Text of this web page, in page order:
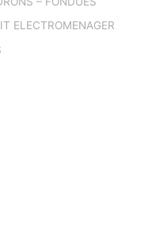
ELECTROMENAGER